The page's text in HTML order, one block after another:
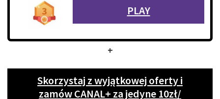
PLAY
+
Skorzystaj z wyjątkowej oferty i
zamów CANAL+ za jedyne 10zł/